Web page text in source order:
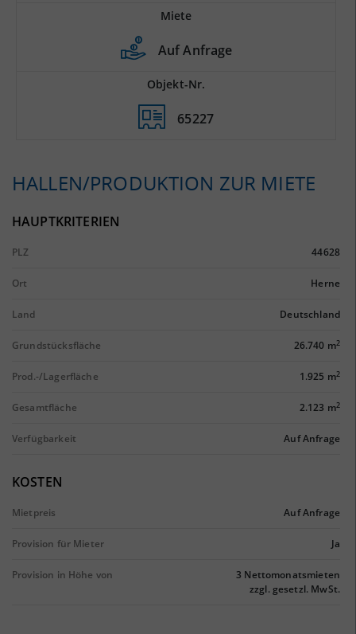
Miete
Auf Anfrage
Objekt-Nr.
65227
HALLEN/PRODUKTION ZUR MIETE
HAUPTKRITERIEN
PLZ 44628
Ort Herne
Land Deutschland
Grundstücksfläche 26.740 m2
Prod.-/Lagerfläche 1.925 m2
Gesamtfläche 2.123 m2
Verfügbarkeit Auf Anfrage
KOSTEN
Mietpreis Auf Anfrage
Provision für Mieter Ja
Provision in Höhe von
3 Nettomonatsmieten
zzgl. gesetzl. MwSt.